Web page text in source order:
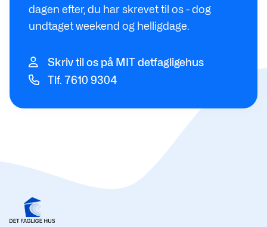
dagen efter, du har skrevet til os - dog
undtaget weekend og helligdage.
Skriv til os på MIT detfagligehus
Tlf. 7610 9304